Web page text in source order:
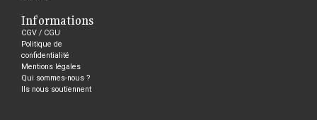
Informations
CGV / CGU
Politique de
confidentialité
Mentions légales
Qui sommes-nous ?
Ils nous soutiennent